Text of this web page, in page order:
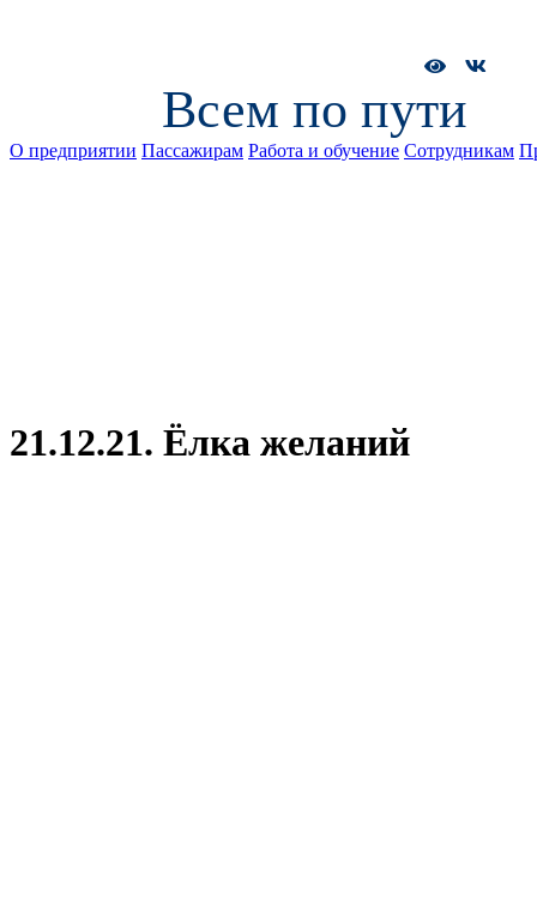
Всем по пути
О предприятии Пассажирам Работа и обучение Сотрудникам
21.12.21. Ёлка желаний